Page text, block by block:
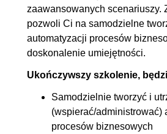
zaawansowanych scenariuszy.
pozwoli Ci na samodzielne
automatyzacji procesów
doskonalenie umiejętności.
Ukończywszy szkolenie,
Samodzielnie tworzyć i
(wspierać/administrować)
procesów biznesowych